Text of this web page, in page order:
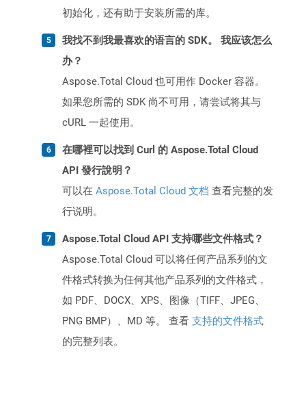
初始化，还有助于安装所需的库。
我找不到我最喜欢的语言的 SDK。 我应该怎么
办？
Aspose.Total Cloud 也可用作 Docker 容器。
如果您所需的 SDK 尚不可用，请尝试将其与
cURL 一起使用。
在哪裡可以找到 Curl 的 Aspose.Total Cloud
API 發行說明？
可以在 Aspose.Total Cloud 文档 查看完整的发
行说明。
Aspose.Total Cloud API 支持哪些文件格式？
Aspose.Total Cloud 可以将任何产品系列的文
件格式转换为任何其他产品系列的文件格式，
如 PDF、DOCX、XPS、图像（TIFF、JPEG、
PNG BMP）、MD 等。 查看 支持的文件格式
的完整列表。